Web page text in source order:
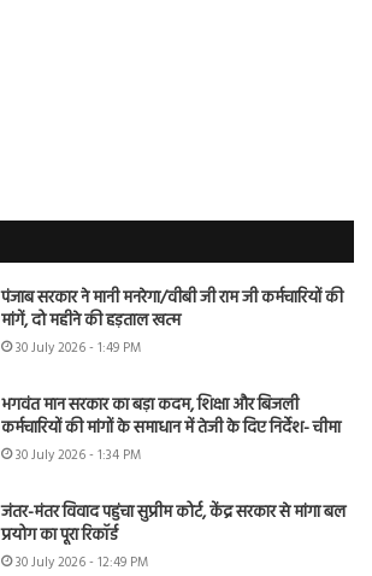
पंजाब सरकार ने मानी मनरेगा/वीबी जी राम जी कर्मचारियों की
मांगें, दो महीने की हड़ताल खत्म
30 July 2026 - 1:49 PM
भगवंत मान सरकार का बड़ा कदम, शिक्षा और बिजली
कर्मचारियों की मांगों के समाधान में तेजी के दिए निर्देश- चीमा
30 July 2026 - 1:34 PM
जंतर-मंतर विवाद पहुंचा सुप्रीम कोर्ट, केंद्र सरकार से मांगा बल
प्रयोग का पूरा रिकॉर्ड
30 July 2026 - 12:49 PM